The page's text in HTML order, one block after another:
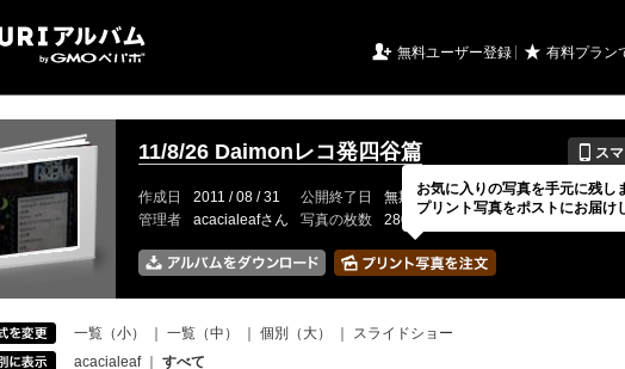
 無料ユーザー登録 ★ 有料プラン
11/8/26 Daimonレコ発四谷篇 📱 ス
作成日 2011 / 08 / 31 公開終了日 無期限 イベントの期間
---
管理者
acacialeafさん 写真の枚数 280 / 2000枚
一覧（小） 一覧（中） 個別（大）
スライドショー
acacialeaf｜ すべて
お気に入りの写真を手元に残し
プリント写真をポストにお届け